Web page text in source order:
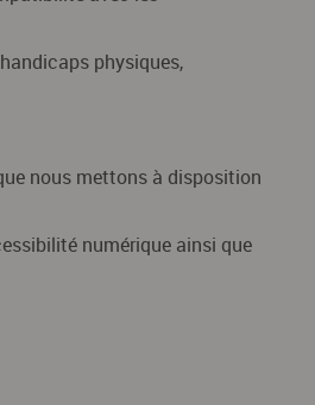
physiques,
nous mettons à disposition
numérique ainsi que